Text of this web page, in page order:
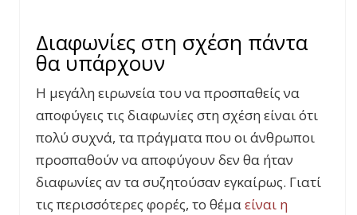
Διαφωνίες στη σχέση πάντα
θα υπάρχουν
Η μεγάλη ειρωνεία του να προσπαθείς να
αποφύγεις τις διαφωνίες στη σχέση είναι ότι
πολύ συχνά, τα πράγματα που οι άνθρωποι
προσπαθούν να αποφύγουν δεν θα ήταν
διαφωνίες αν τα συζητούσαν εγκαίρως. Γιατί
τις περισσότερες φορές, το θέμαείναι η